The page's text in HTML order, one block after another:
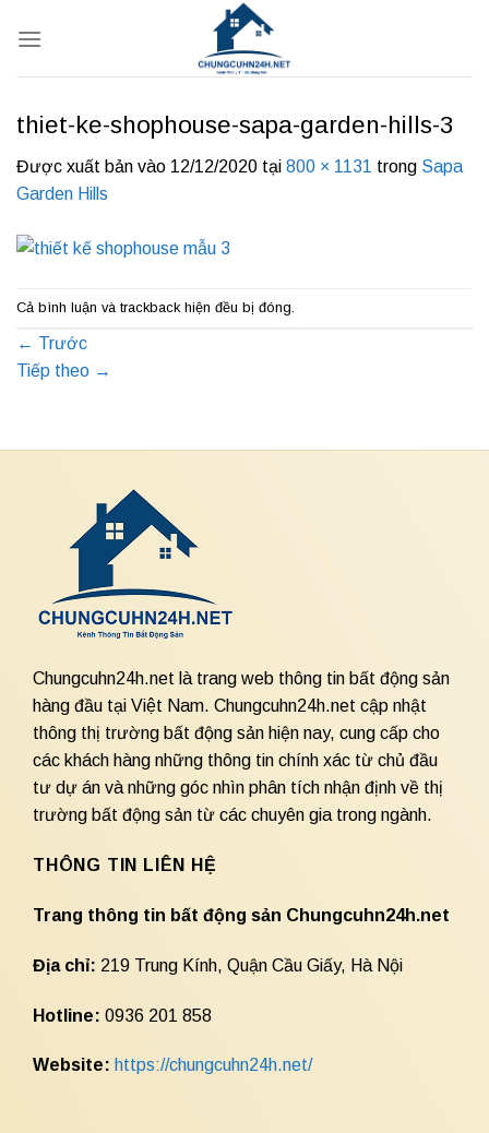
qua
thiet-ke-shophouse-sapa-garden-hills-3
Được xuất bản vào 12/12/2020 tại 800 × 1131 trong Sapa
Garden Hills
Cả bình luận và trackback hiện đều bị đóng.
← Trước
Tiếp theo →
Chungcuhn24h.net là trang web thông tin bất động sản
hàng đầu tại Việt Nam. Chungcuhn24h.net cập nhật
thông thị trường bất động sản hiện nay, cung cấp cho
các khách hàng những thông tin chính xác từ chủ đầu
tư dự án và những góc nhìn phân tích nhận định về thị
trường bất động sản từ các chuyên gia trong ngành.
THÔNG TIN LIÊN HỆ
Trang thông tin bất động sản Chungcuhn24h.net
Địa chỉ: 219 Trung Kính, Quận Cầu Giấy, Hà Nội
Hotline: 0936 201 858
Website: https://chungcuhn24h.net/